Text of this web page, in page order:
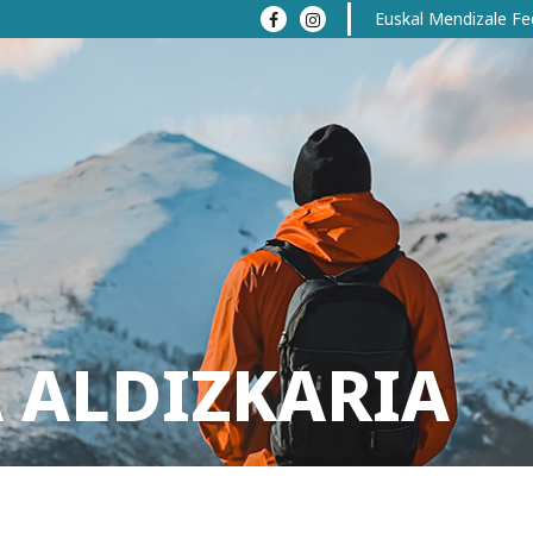
Euskal Mendizale
ALDIZKARIA